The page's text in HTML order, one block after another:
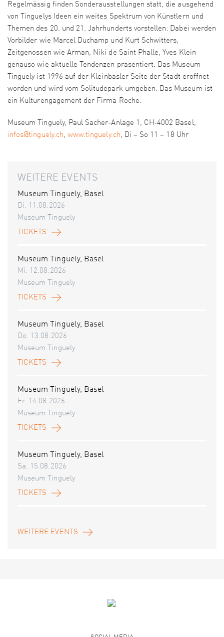
Regelmässig finden Sonderausstellungen statt, die ausgehend
von Tinguelys Ideen ein weites Spektrum von Künstlern und
Themen des 20. und 21. Jahrhunderts vorstellen: Dabei werden
Vorbilder wie Marcel Duchamp und Kurt Schwitters,
Zeitgenossen wie Arman, Niki de Saint Phalle, Yves Klein
genauso wie aktuelle Tendenzen präsentiert. Das Museum
Tinguely ist 1996 auf der Kleinbasler Seite der Stadt eröffnet
worden und wird vom Solitudepark umgeben. Das Museum ist
ein Kulturengagement der Firma Roche.
Museum Tinguely, Paul Sacher-Anlage 1, CH-4002 Basel,
infos@tinguely.ch, www.tinguely.ch, Di – So 11 – 18 Uhr
WEITERE EVENTS
Museum Tinguely, Basel
Di. 11.08.2026
Museum Tinguely
TICKETS
Museum Tinguely, Basel
Mi. 12.08.2026
Museum Tinguely
TICKETS
Museum Tinguely, Basel
Do. 13.08.2026
Museum Tinguely
TICKETS
Museum Tinguely, Basel
Fr. 14.08.2026
Museum Tinguely
TICKETS
Museum Tinguely, Basel
Sa. 15.08.2026
Museum Tinguely
TICKETS
WEITERE EVENTS